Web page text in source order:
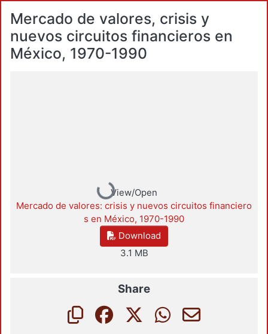
Mercado de valores, crisis y
nuevos circuitos financieros en
México, 1970-1990
Loading...
View/Open
Mercado de valores: crisis y nuevos circuitos financiero
s en México, 1970-1990
Download
3.1 MB
Share